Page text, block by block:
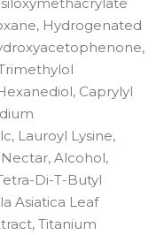
Hydrogenated
Caprylyl
Lauroyl Lysine,
Alcohol,
Di-T-Butyl
Asiatica Leaf
Titanium